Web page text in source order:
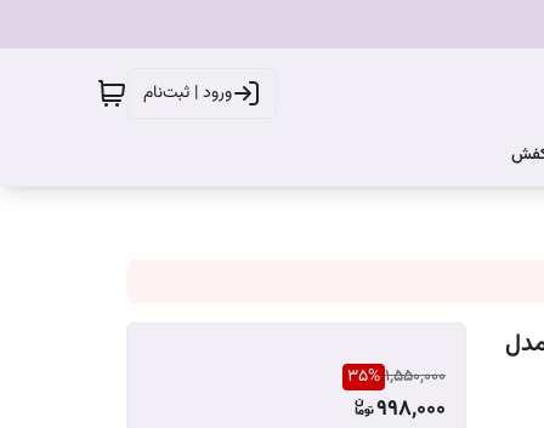
ورود | ثبت‌نام
1,550,000
35%
998,000